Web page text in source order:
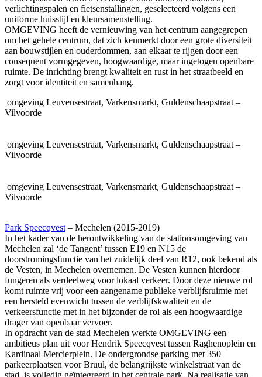
verlichtingspalen en fietsenstallingen, geselecteerd volgens een
uniforme huisstijl en kleursamenstelling.
OMGEVING heeft de vernieuwing van het centrum aangegrepen
om het gehele centrum, dat zich kenmerkt door een grote diversiteit
aan bouwstijlen en ouderdommen, aan elkaar te rijgen door een
consequent vormgegeven, hoogwaardige, maar ingetogen openbare
ruimte. De inrichting brengt kwaliteit en rust in het straatbeeld en
zorgt voor identiteit en samenhang.
omgeving Leuvensestraat, Varkensmarkt, Guldenschaapstraat –
Vilvoorde
omgeving Leuvensestraat, Varkensmarkt, Guldenschaapstraat –
Vilvoorde
omgeving Leuvensestraat, Varkensmarkt, Guldenschaapstraat –
Vilvoorde
Park Speecqvest – Mechelen (2015-2019)
In het kader van de herontwikkeling van de stationsomgeving van
Mechelen zal ‘de Tangent’ tussen E19 en N15 de
doorstromingsfunctie van het zuidelijk deel van R12, ook bekend als
de Vesten, in Mechelen overnemen. De Vesten kunnen hierdoor
fungeren als verdeelweg voor lokaal verkeer. Door deze nieuwe rol
komt ruimte vrij voor een aangename publieke verblijfsruimte met
een hersteld evenwicht tussen de verblijfskwaliteit en de
verkeersfunctie met in het bijzonder de rol als een hoogwaardige
drager van openbaar vervoer.
In opdracht van de stad Mechelen werkte OMGEVING een
ambitieus plan uit voor Hendrik Speecqvest tussen Raghenoplein en
Kardinaal Mercierplein. De ondergrondse parking met 350
parkeerplaatsen voor Bruul, de belangrijkste winkelstraat van de
stad, is volledig geïntegreerd in het centrale park. Na realisatie van